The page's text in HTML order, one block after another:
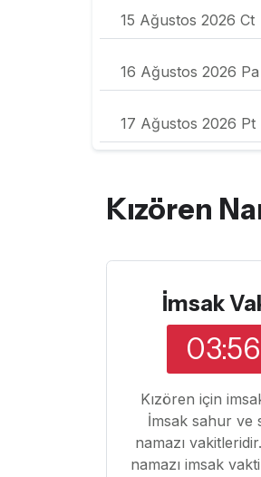
15 Ağustos 2026 Ct
16 Ağustos 2026 Pa
17 Ağustos 2026 Pt
Kızören
İmsak
03:56
Kızören için
İmsak sahur ve
namazı
namazı imsak